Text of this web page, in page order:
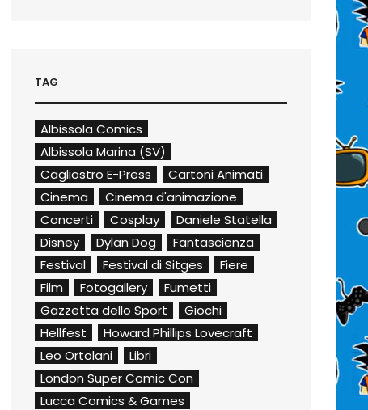
TAG
Albissola Comics
Albissola Marina (SV)
Cagliostro E-Press
Cartoni Animati
Cinema
Cinema d'animazione
Concerti
Cosplay
Daniele Statella
Disney
Dylan Dog
Fantascienza
Festival
Festival di Sitges
Fiere
Film
Fotogallery
Fumetti
Gazzetta dello Sport
Giochi
Hellfest
Howard Phillips Lovecraft
Leo Ortolani
Libri
London Super Comic Con
Lucca Comics & Games